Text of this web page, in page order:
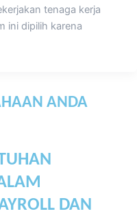
tenaga kerja
ini dipilih karena
ANDA
DAN